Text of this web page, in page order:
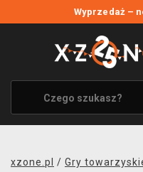
Wyprzedaż –
WYPRZEDAŻ
WSZYSTKIE MARKI
XZONE ORIGINALS
UBRANIA I AKCESORIA
xzone.pl / Gry